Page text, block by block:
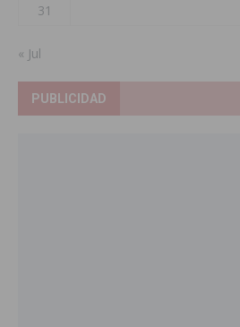
31
« Jul
PUBLICIDAD